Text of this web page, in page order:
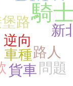
騎
新
路人
問題
車種
路
逆向
貨車